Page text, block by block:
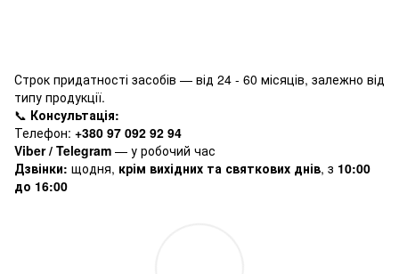
Строк придатності засобів — від 24 - 60 місяців, залежно від
типу продукції.
📞 Консультація:
Телефон: +380 97 092 92 94
Viber / Telegram — у робочий час
Дзвінки: щодня, крім вихідних та святкових днів, з 10:00
до 16:00